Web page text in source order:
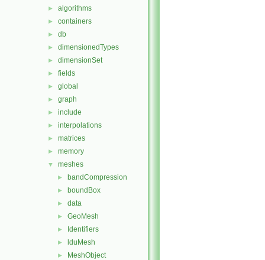
► algorithms
► containers
► db
► dimensionedTypes
► dimensionSet
► fields
► global
► graph
► include
► interpolations
► matrices
► memory
▼ meshes
► bandCompression
► boundBox
► data
► GeoMesh
► Identifiers
► lduMesh
► MeshObject